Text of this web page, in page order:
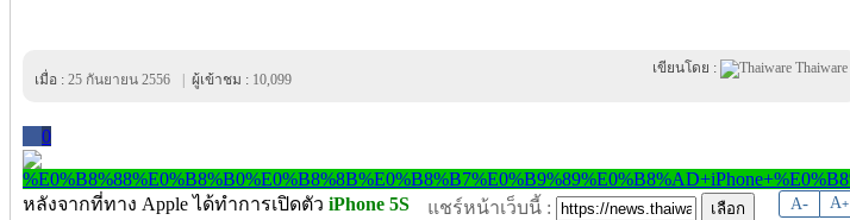
เมื่อ : 25 กันยายน 2556 ผู้เข้าชม : 10,099
เขียนโดย : Thaiware
0
A- A+
แชร์หน้าเว็บนี้ :
หลังจากที่ทาง Apple ได้ทำการเปิดตัว iPhone 5S